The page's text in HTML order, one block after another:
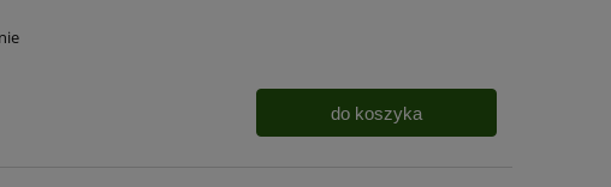
do koszyka